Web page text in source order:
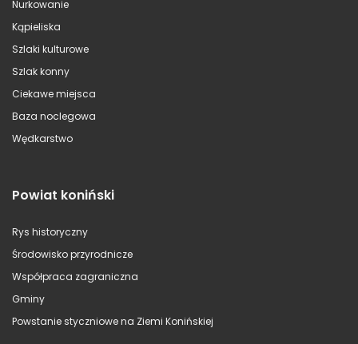
Nurkowanie
Kąpieliska
Szlaki kulturowe
Szlak konny
Ciekawe miejsca
Baza noclegowa
Wędkarstwo
Powiat koniński
Rys historyczny
Środowisko przyrodnicze
Współpraca zagraniczna
Gminy
Powstanie styczniowe na Ziemi Konińskiej